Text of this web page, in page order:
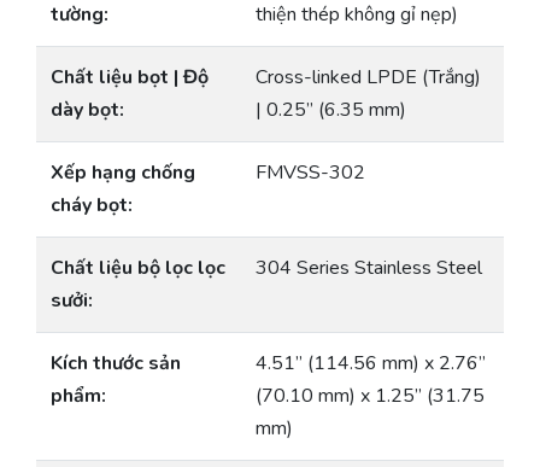
tường:
thiện thép không gỉ nẹp)
Chất liệu bọt | Độ
dày bọt:
Cross-linked LPDE (Trắng)
| 0.25” (6.35 mm)
Xếp hạng chống
cháy bọt:
FMVSS-302
Chất liệu bộ lọc lọc
sưởi:
304 Series Stainless Steel
Kích thước sản
phẩm:
4.51” (114.56 mm) x 2.76”
(70.10 mm) x 1.25” (31.75
mm)